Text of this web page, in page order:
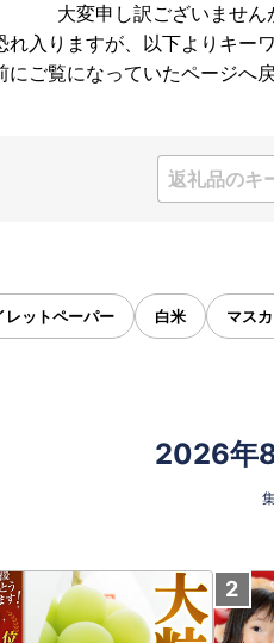
大変申し訳ございません
れ入りますが、以下よりキー
にご覧になっていたページへ
レットペーパー 白米 マス
2026年